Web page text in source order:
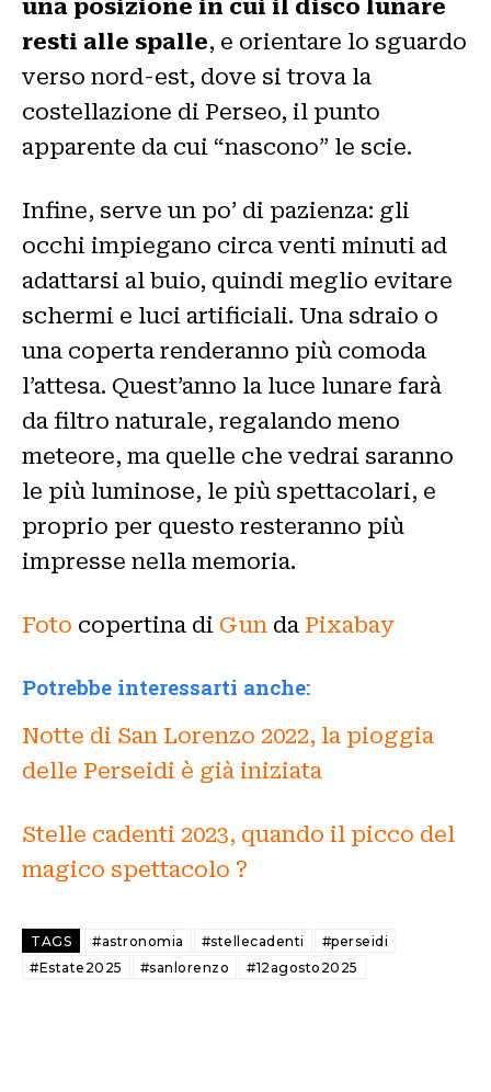
una posizione in cui il disco lunare
resti alle spalle, e orientare lo sguardo
verso nord-est, dove si trova la
costellazione di Perseo, il punto
apparente da cui “nascono” le scie.
Infine, serve un po’ di pazienza: gli
occhi impiegano circa venti minuti ad
adattarsi al buio, quindi meglio evitare
schermi e luci artificiali. Una sdraio o
una coperta renderanno più comoda
l’attesa. Quest’anno la luce lunare farà
da filtro naturale, regalando meno
meteore, ma quelle che vedrai saranno
le più luminose, le più spettacolari, e
proprio per questo resteranno più
impresse nella memoria.
Foto copertina di Gun da Pixabay
Potrebbe interessarti anche:
Notte di San Lorenzo 2022, la pioggia
delle Perseidi è già iniziata
Stelle cadenti 2023, quando il picco del
magico spettacolo ?
TAGS #astronomia #stellecadenti
#perseidi
#Estate2025
#sanlorenzo #12agosto2025